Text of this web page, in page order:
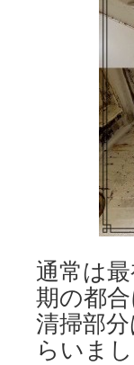
通常は
期の都
清掃部
らいまし